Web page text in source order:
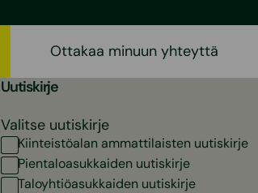
Ottakaa minuun yhteyttä
Uutiskirje
Valitse uutiskirje
Kiinteistöalan ammattilaisten uutiskirje
Pientaloasukkaiden uutiskirje
Taloyhtiöasukkaiden uutiskirje